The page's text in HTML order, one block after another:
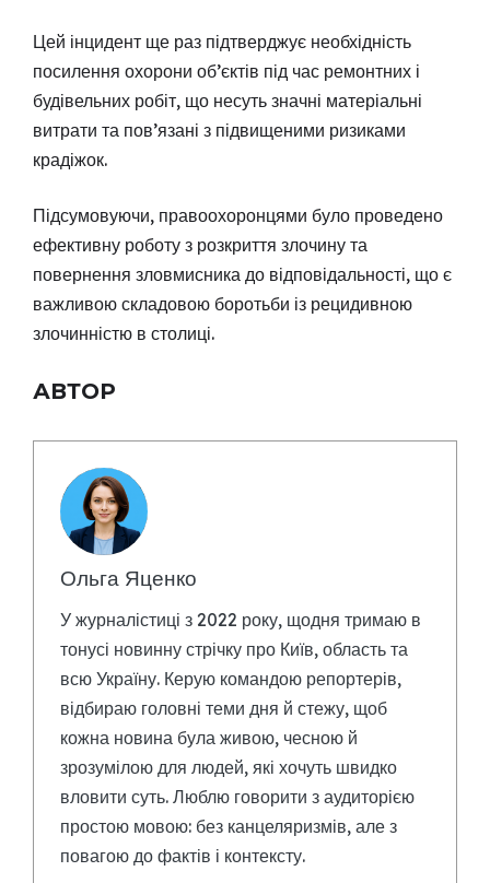
Цей інцидент ще раз підтверджує необхідність
посилення охорони об’єктів під час ремонтних і
будівельних робіт, що несуть значні матеріальні
витрати та пов’язані з підвищеними ризиками
крадіжок.
Підсумовуючи, правоохоронцями було проведено
ефективну роботу з розкриття злочину та
повернення зловмисника до відповідальності, що є
важливою складовою боротьби із рецидивною
злочинністю в столиці.
АВТОР
Ольга Яценко
У журналістиці з 2022 року, щодня тримаю в
тонусі новинну стрічку про Київ, область та
всю Україну. Керую командою репортерів,
відбираю головні теми дня й стежу, щоб
кожна новина була живою, чесною й
зрозумілою для людей, які хочуть швидко
вловити суть. Люблю говорити з аудиторією
простою мовою: без канцеляризмів, але з
повагою до фактів і контексту.